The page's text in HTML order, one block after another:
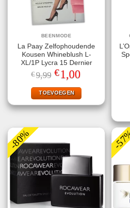
BEENMODE
La Paay Zelfophoudende
Kousen Whineblush L-
XL/1P Lycra 15 Dernier
€9,99 Oorspronkelijke
prijs
was:
€9,99.
€1,00
is:
€1,00.
TOEVOEGEN
-80% -